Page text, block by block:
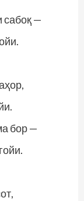
сабоқ —
бор —